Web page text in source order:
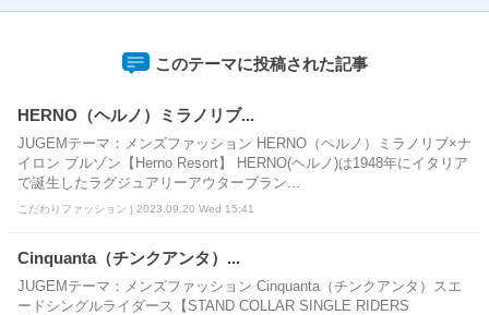
このテーマに投稿された記事
HERNO（ヘルノ）ミラノリブ...
JUGEMテーマ：メンズファッション HERNO（ヘルノ）ミラノリブ×ナ
イロン ブルゾン【Herno Resort】 HERNO(ヘルノ)は1948年にイタリア
で誕生したラグジュアリーアウターブラン...
こだわりファッション | 2023.09.20 Wed 15:41
Cinquanta（チンクアンタ）...
JUGEMテーマ：メンズファッション Cinquanta（チンクアンタ）スエ
ードシングルライダース【STAND COLLAR SINGLE RIDERS